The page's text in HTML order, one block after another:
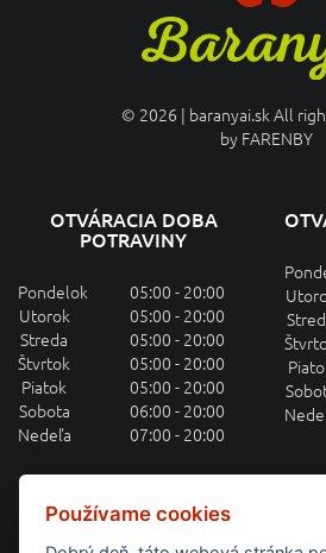
© 2026 | baranyai.sk All
by FARENBY
OTVÁRACIA DOBA
POTRAVINY
Pondelok
05:00 - 20:00
Utorok
05:00 - 20:00
Streda
05:00 - 20:00
Štvrtok
05:00 - 20:00
Piatok
05:00 - 20:00
Sobota
06:00 - 20:00
Nedeľa
07:00 - 20:00
OBEDOVÉ MENU
Používame cookies